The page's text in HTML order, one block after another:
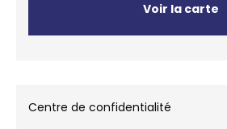
Voir la carte
Centre de confidentialité